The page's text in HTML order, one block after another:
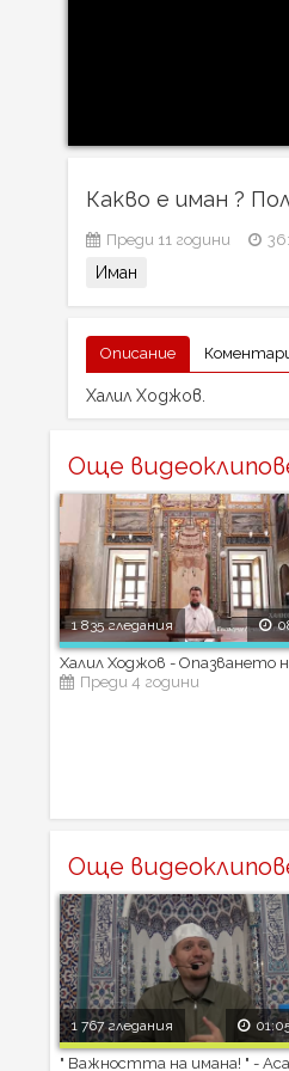
Какво е иман ?
Преди 11 години
Иман
Описание
Халил Ходжов.
Още
1 835 гледания
Халил Ходжов - Опазването
Преди 4 години
Още
1 767 гледания
" Важността на имана! " -